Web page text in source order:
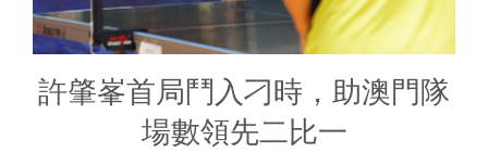
許肇峯首局鬥入刁時，助澳門隊
場數領先二比一